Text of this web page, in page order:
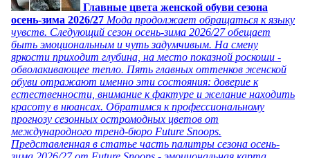
Главные цвета женской обуви сезона
осень-зима 2026/27 Мода продолжает обращаться к языку
чувств. Следующий сезон осень-зима 2026/27 обещает
быть эмоциональным и чуть задумчивым. На смену
яркости приходит глубина, на место показной роскоши -
обволакивающее тепло. Пять главных оттенков женской
обуви отражают именно эти состояния: доверие к
естественности, внимание к фактуре и желание находить
красоту в нюансах. Обратимся к профессиональному
прогнозу сезонных остромодных цветов от
международного тренд-бюро Future Snoops.
Представленная в статье часть палитры сезона осень-